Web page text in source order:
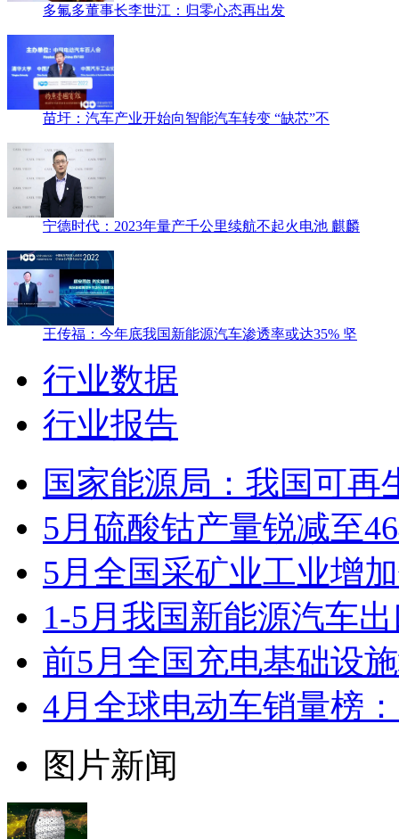
多氟多董事长李世江：归零心态再出发
苗圩：汽车产业开始向智能汽车转变 “缺芯”不
宁德时代：2023年量产千公里续航不起火电池 麒麟
王传福：今年底我国新能源汽车渗透率或达35% 坚
行业数据
行业报告
国家能源局：我国可再
5月硫酸钴产量锐减至
5月全国采矿业工业增
1-5月我国新能源汽车
前5月全国充电基础设
4月全球电动车销量榜
图片新闻